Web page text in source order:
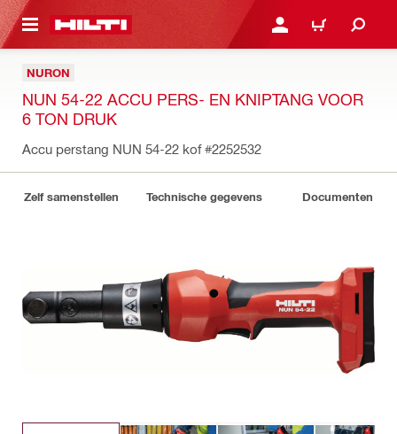
HOOFDINHOUD AANMELDEN OF
WINKELWAGEN
NURON
NUN 54-22 ACCU PERS- EN KNIPTANG VOOR
6 TON DRUK
Accu perstang NUN 54-22 kof#2252532
Zelf samenstellen Technische gegevens Documenten